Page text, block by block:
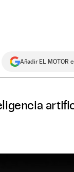
Añadir EL MOTOR